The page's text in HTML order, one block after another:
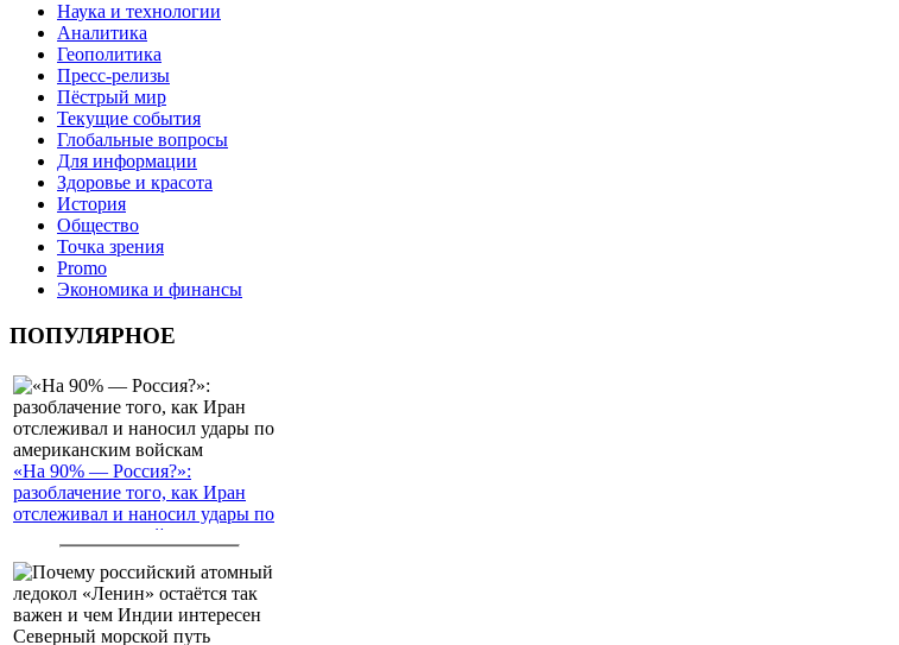
Наука и технологии
Аналитика
Геополитика
Пресс-релизы
Пёстрый мир
Текущие события
Глобальные вопросы
Для информации
Здоровье и красота
История
Общество
Точка зрения
Promo
Экономика и финансы
ПОПУЛЯРНОЕ
«На 90% — Россия?»:
разоблачение того, как Иран
отслеживал и наносил удары по
американским войскам